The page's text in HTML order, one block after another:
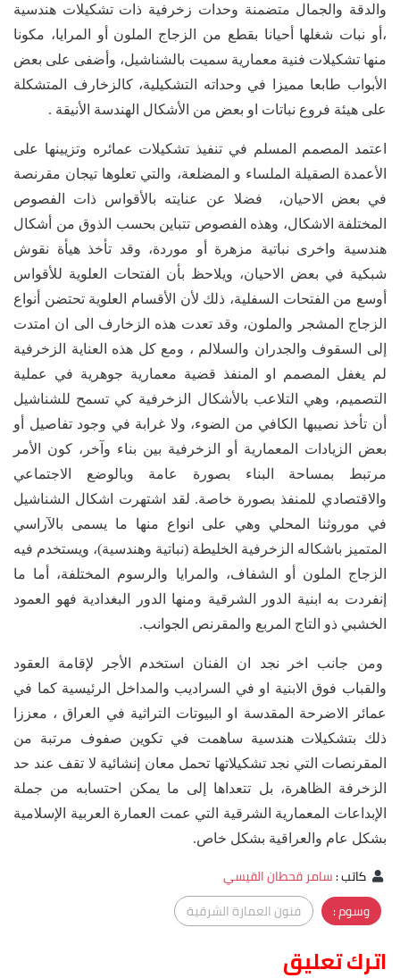
والدقة والجمال متضمنة وحدات زخرفية ذات تشكيلات هندسية
،أو نبات شغلها أحيانا بقطع من الزجاج الملون أو المرايا، مكونا
منها تشكيلات فنية معمارية سميت بالشناشيل، وأضفى على بعض
الأبواب طابعا مميزا في وحداته التشكيلية، كالزخارف المتشكلة
على هيئة فروع نباتات او بعض من الأشكال الهندسة الأنيقة .
اعتمد المصمم المسلم في تنفيذ تشكيلات عمائره وتزيينها على
الأعمدة الصقيلة الملساء و المضلعة، والتي تعلوها تيجان مقرنصة
في بعض الاحيان، فضلا عن عنايته بالأقواس ذات الفصوص
المختلفة الاشكال، وهذه الفصوص تتباين بحسب الذوق من أشكال
هندسية واخرى نباتية مزهرة أو موردة، وقد تأخذ هيأة نقوش
شبكية في بعض الاحيان، ويلاحظ بأن الفتحات العلوية للأقواس
أوسع من الفتحات السفلية، ذلك لأن الأقسام العلوية تحتضن أنواع
الزجاج المشجر والملون، وقد تعدت هذه الزخارف الى ان امتدت
إلى السقوف والجدران والسلالم ، ومع كل هذه العناية الزخرفية
لم يغفل المصمم او المنفذ قضية معمارية جوهرية في عملية
التصميم، وهي التلاعب بالأشكال الزخرفية كي تسمح للشناشيل
أن تأخذ نصيبها الكافي من الضوء، ولا غرابة في وجود تفاصيل أو
بعض الزيادات المعمارية أو الزخرفية بين بناء وآخر، كون الأمر
مرتبط بمساحة البناء بصورة عامة وبالوضع الاجتماعي
والاقتصادي للمنفذ بصورة خاصة. لقد اشتهرت اشكال الشناشيل
في موروثنا المحلي وهي على انواع منها ما يسمى بالآراسي
المتميز باشكاله الزخرفية الخليطة (نباتية وهندسية)، ويستخدم فيه
الزجاج الملون أو الشفاف، والمرايا والرسوم المختلفة، أما ما
إنفردت به ابنية الدور الشرقية ومنها الدور البغدادية فهو العمود
الخشبي ذو التاج المربع والمقرنص الجوانب.
ومن جانب اخر نجد ان الفنان استخدم الأجر لإقامة العقود
والقباب فوق الابنية او في السراديب والمداخل الرئيسية كما في
عمائر الاضرحة المقدسة او البيوتات التراثية في العراق ، معززا
ذلك بتشكيلات هندسية ساهمت في تكوين صفوف مرتبة من
المقرنصات التي نجد تشكيلاتها تحمل معان إنشائية لا تقف عند حد
الزخرفة الظاهرة، بل تتعداها إلى ما يمكن احتسابه من جملة
الإبداعات المعمارية الشرقية التي عمت العمارة العربية الإسلامية
بشكل عام والعراقية بشكل خاص.
كاتب:سامر قحطان القيسي
وسوم :
فنون العمارة الشرقية
اترك تعليق